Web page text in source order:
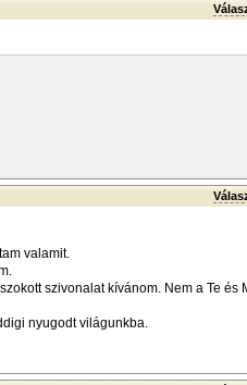
valamit.
szivonalat kívánom. Nem a Te és
nyugodt világunkba.